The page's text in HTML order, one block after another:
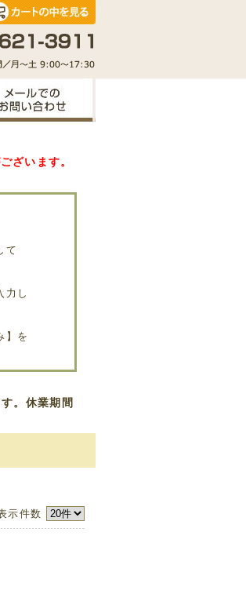
ざいます。
て
力し
】を
。休業期間
示件数